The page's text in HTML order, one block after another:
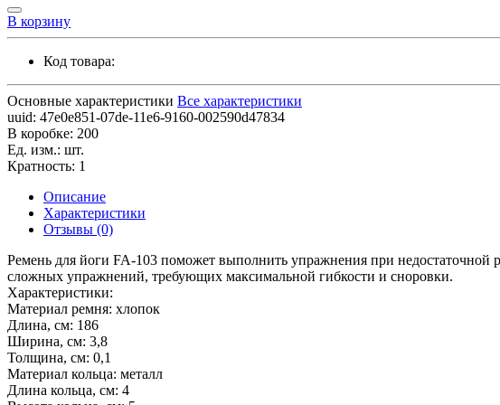
В корзину
Код товара:
Основные характеристики Все характеристики
uuid: 47e0e851-07de-11e6-9160-002590d47834
В коробке: 200
Ед. изм.: шт.
Кратность: 1
Описание
Характеристики
Отзывы (0)
Ремень для йоги FA-103 поможет выполнить упражнения при
сложных упражнений, требующих максимальной гибкости и сноровки.
Характеристики:
Материал ремня: хлопок
Длина, см: 186
Ширина, см: 3,8
Толщина, см: 0,1
Материал кольца: металл
Длина кольца, см: 4